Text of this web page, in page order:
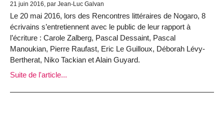
21 juin 2016, par Jean-Luc Galvan
Le 20 mai 2016, lors des Rencontres littéraires de Nogaro, 8
écrivains s’entretiennent avec le public de leur rapport à
l’écriture : Carole Zalberg, Pascal Dessaint, Pascal
Manoukian, Pierre Raufast, Eric Le Guilloux, Déborah Lévy-
Bertherat, Niko Tackian et Alain Guyard.
Suite de l'article...